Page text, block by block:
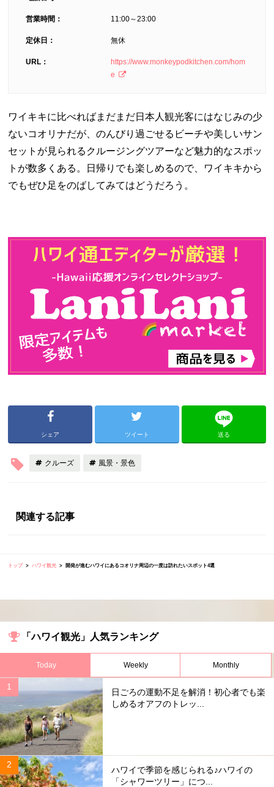
営業時間： 11:00～23:00
定休日： 無休
URL：
https://www.monkeypodkitchen.com/hom
e
ワイキキに比べればまだまだ日本人観光客にはなじみの少
ないコオリナだが、のんびり過ごせるビーチや美しいサン
セットが見られるクルージングツアーなど魅力的なスポッ
トが数多くある。日帰りでも楽しめるので、ワイキキから
でもぜひ足をのばしてみてはどうだろう。
シェア ツイート 送る
クルーズ 風景・景色
関連する記事
トップ ハワイ観光 開発が進むハワイにあるコオリナ周辺の一度は訪れたいスポット4選
「ハワイ観光」人気ランキング
Today Weekly Monthly
日ごろの運動不足を解消！初心者でも楽
しめるオアフのトレッ...
ハワイで季節を感じられる♪ハワイの
「シャワーツリー」につ...